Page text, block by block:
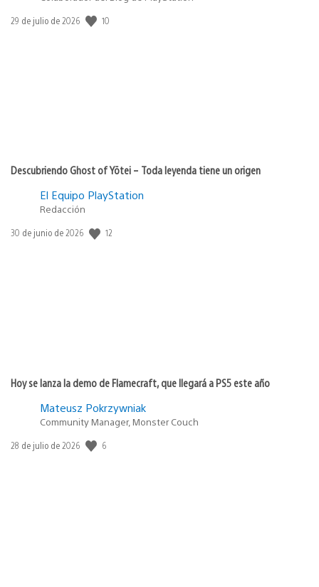
Fecha
29 de julio de 2026 10
Descubriendo Ghost of Yōtei – Toda leyenda tiene un origen
El Equipo PlayStation
Redacción
Fecha
30 de junio de 2026 12
Hoy se lanza la demo de Flamecraft, que llegará a PS5 este año
Mateusz Pokrzywniak
Community Manager, Monster Couch
Fecha
28 de julio de 2026 6